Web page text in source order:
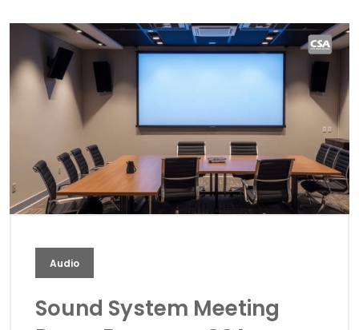
Audio
Sound System Meeting